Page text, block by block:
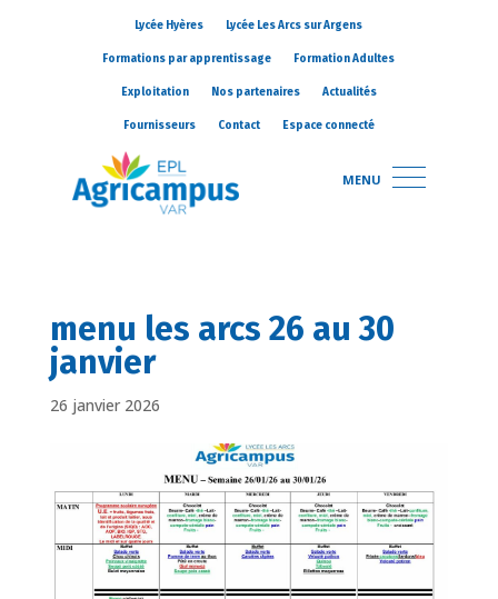
Lycée Hyères Lycée Les Arcs sur Argens
Formations par apprentissage Formation Adultes
Exploitation Nos partenaires Actualités
Fournisseurs Contact Espace connecté
MENU
menu les arcs 26 au 30
janvier
26 janvier 2026